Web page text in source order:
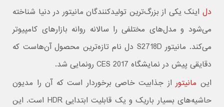
دل اینک یکی از بزرگ‌ترین تولیدکنندگان مانیتور در دنیا شناخته
می‌شود و مدل‌های مختلفی را سالانه روانه بازارهای کامپیوتر
می‌کند. مانیتور S2718D دل نام تازه‌ترین محصول آن‌هاست که
دقایقی پیش در نمایشگاه CES 2017 رونمایی شد.
این مانیتور از جذابیت خاصی برخوردار است که آن را مدیون
حاشیه‌های بسیار باریک و یک قابلیت ابتدایی HDR است. این